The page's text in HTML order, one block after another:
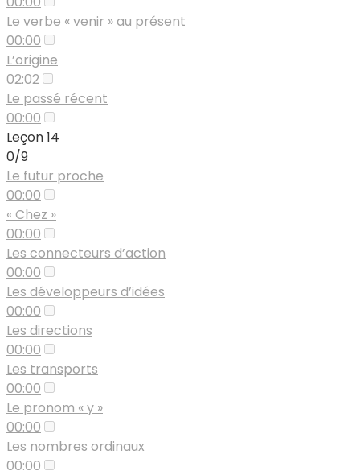
Le verbe « venir » au présent
00:00
L’origine
02:02
Le passé récent
00:00
Leçon 14
0/9
Le futur proche
00:00
« Chez »
00:00
Les connecteurs d’action
00:00
Les développeurs d’idées
00:00
Les directions
00:00
Les transports
00:00
Le pronom « y »
00:00
Les nombres ordinaux
00:00